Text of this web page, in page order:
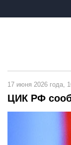
17 июня 2026 года,
ЦИК РФ